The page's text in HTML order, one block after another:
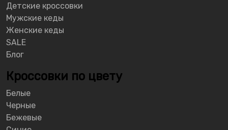
Детские кроссовки
Мужские кеды
Женские кеды
SALE
Блог
Кроссовки по цвету
Белые
Черные
Бежевые